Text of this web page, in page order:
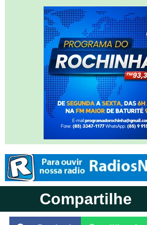
Compartilhe